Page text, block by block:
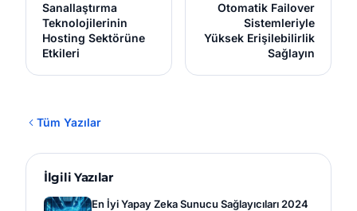
Sanallaştırma
Teknolojilerinin
Hosting Sektörüne
Etkileri
Otomatik Failover
Sistemleriyle
Yüksek Erişilebilirlik
Sağlayın
Tüm Yazılar
İlgili Yazılar
En İyi Yapay Zeka Sunucu Sağlayıcıları 2024